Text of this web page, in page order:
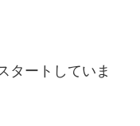
タートしていま